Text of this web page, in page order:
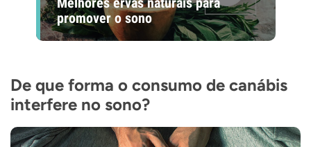
promover o sono
De que forma o consumo de canábis
interfere no sono?